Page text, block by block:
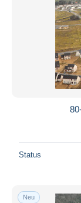
Status
Neu